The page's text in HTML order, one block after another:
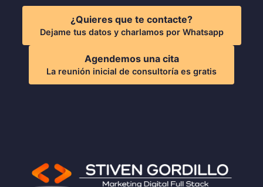
Agendemos una cita
La reunión inicial de consultoría es gratis
¿Quieres que te contacte?
Dejame tus datos y charlamos por Whatsapp